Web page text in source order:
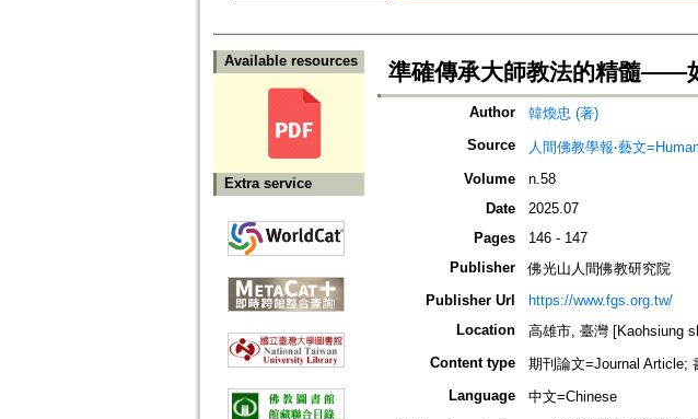
Available resources
Extra service
準確傳承大師教法的精髓——
Author
韓煥忠 (著)
Source
人間佛教學報‧藝文
Volume
n.58
Date
2025.07
Pages
146 - 147
Publisher
佛光山人間佛教研究院
Publisher Url
https://www.fgs.org.tw/
Location
高雄市, 臺灣 [Kaohsiung
Content type
期刊論文=Journal Article;
Language
中文=Chinese